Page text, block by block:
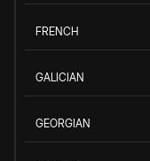
FRENCH
GALICIAN
GEORGIAN